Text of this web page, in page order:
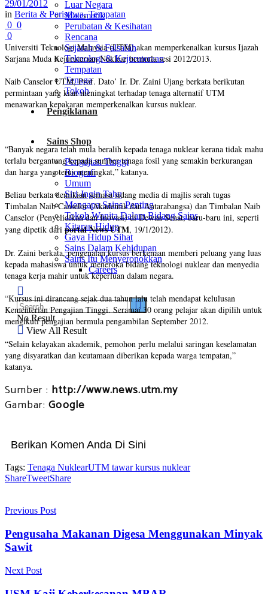
Luar Negara
Matematik
Perubatan & Kesihatan
Rencana
Sejarah & Falsafah
Teknologi & Kejuruteraan
Tempatan
Tenaga
Tokoh
Pengiklanan
Sains Shop
Pengajian Tinggi
Biografi
Umum
Siri-Ingin Tahu
Mengapa Sains Penting
Tokoh Wanita Dalam Bidang Sains
Kitaran Hidup
Gaya Hidup Sihat
Sains Dalam Kehidupan
Sains Itu Menyeronokkan
Careers
No Result
View All Result
29/01/2012
in Berita & Peristiwa,Tempatan
0 0
0
Universiti Teknologi Malaysia (UTM) akan memperkenalkan kursus Ijazah
Sarjana Muda Kejuruteraan Nuklear bermula sesi 2012/2013.
Naib Canselor UTM, Prof. Dato’ Ir. Dr. Zaini Ujang berkata berikutan
permintaan yang kian meningkat terhadap tenaga alternatif UTM
menawarkan kepakaran memperkenalkan kursus nuklear.
“Banyak negara telah mula beralih kepada tenaga nuklear kerana tidak mahu
terlalu bergantung kepada sumber tenaga fosil yang semakin berkurangan
dan harga yang terus meningkat,” katanya.
Beliau berkata demikian semasa sidang media di majlis serah tugas
Timbalan Naib Canselor (Akademik dan Antarabangsa) dan Timbalan Naib
Canselor (Penyelidikan dan Inovasi) di Dewan Senat, baru-baru ini, seperti
yang dipetik dari portal News UTM, 19/1/2012).
Dr. Zaini berkata, pengenalan kursus berkenaan memberi peluang yang luas
kepada mahasiswa untuk meneroka bidang teknologi nuklear dan menyedia
tenaga kerja mahir untuk keperluan dalam negara.
“Kursus ini dirancang sejak dua tahun lalu telah mendapat kelulusan
Kementerian Pengajian Tinggi. Seramai 30 orang pelajar akan dipilih untuk
mengikuti pengajian bermula pengambilan September 2012.
“Selain kelayakan akademik, pemohon perlu melalui saringan keselamatan
yang disyaratkan dan keutamaan diberikan kepada warga tempatan,”
katanya.
Sumber : http://www.news.utm.my
Gambar: Google
Berikan Komen Anda Di Sini
Tags: Tenaga NuklearUTM tawar kursus nuklear
ShareTweetShare
Previous Post
Pengusaha Makanan Digesa Menggunakan Minyak
Sawit
Next Post